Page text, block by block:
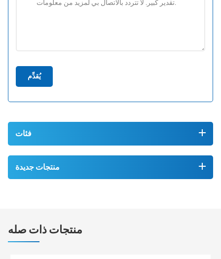
يُقدِّم
فئات
منتجات جديدة
منتجات ذات صله